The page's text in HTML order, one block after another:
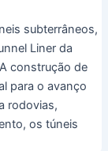
subterrâneos,
Liner da
construção de
para o avanço
rodovias,
os túneis